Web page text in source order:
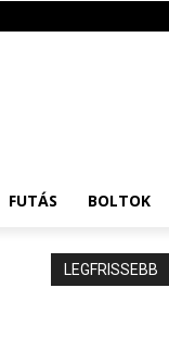
FUTÁS BOLTOK
LEGFRISSEBB